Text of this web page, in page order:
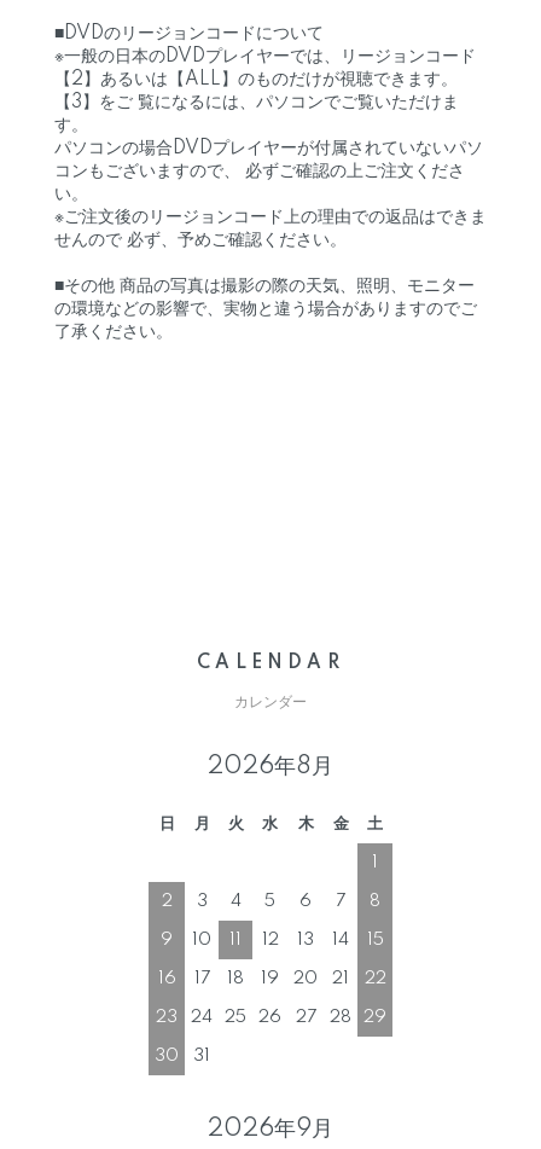
■DVDのリージョンコードについて
※一般の日本のDVDプレイヤーでは、リージョンコード
【2】あるいは【ALL】のものだけが視聴できます。
【3】をご 覧になるには、パソコンでご覧いただけま
す。
パソコンの場合DVDプレイヤーが付属されていないパソ
コンもございますので、 必ずご確認の上ご注文くださ
い。
※ご注文後のリージョンコード上の理由での返品はできま
せんので 必ず、予めご確認ください。
■その他 商品の写真は撮影の際の天気、照明、モニター
の環境などの影響で、実物と違う場合がありますのでご
了承ください。
CALENDAR
カレンダー
2026年8月
日 月 火 水 木 金 土
2 3 4 5 6 7 8
9 10 12 13 14 15
16 17 18 19 20 21 22
23 24 25 26 27 28 29
30 31
2026年9月